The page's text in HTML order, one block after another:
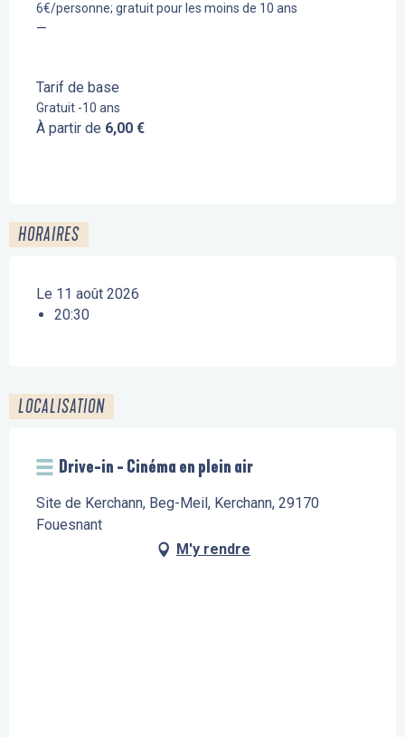
6€/personne; gratuit pour les moins de 10 ans
—
Tarif de base
Gratuit -10 ans
À partir de 6,00 €
HORAIRES
Le 11 août 2026
20:30
LOCALISATION
Drive-in - Cinéma en plein air
Site de Kerchann, Beg-Meil, Kerchann, 29170
Fouesnant
M'y rendre